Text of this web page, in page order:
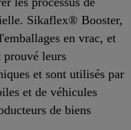
Sikaflex® Booster,
en vrac, et
leurs
et sont utilisés par
et de véhicules
de biens